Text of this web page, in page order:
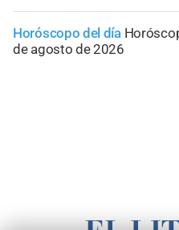
Horóscopo del día
de agosto de 2026